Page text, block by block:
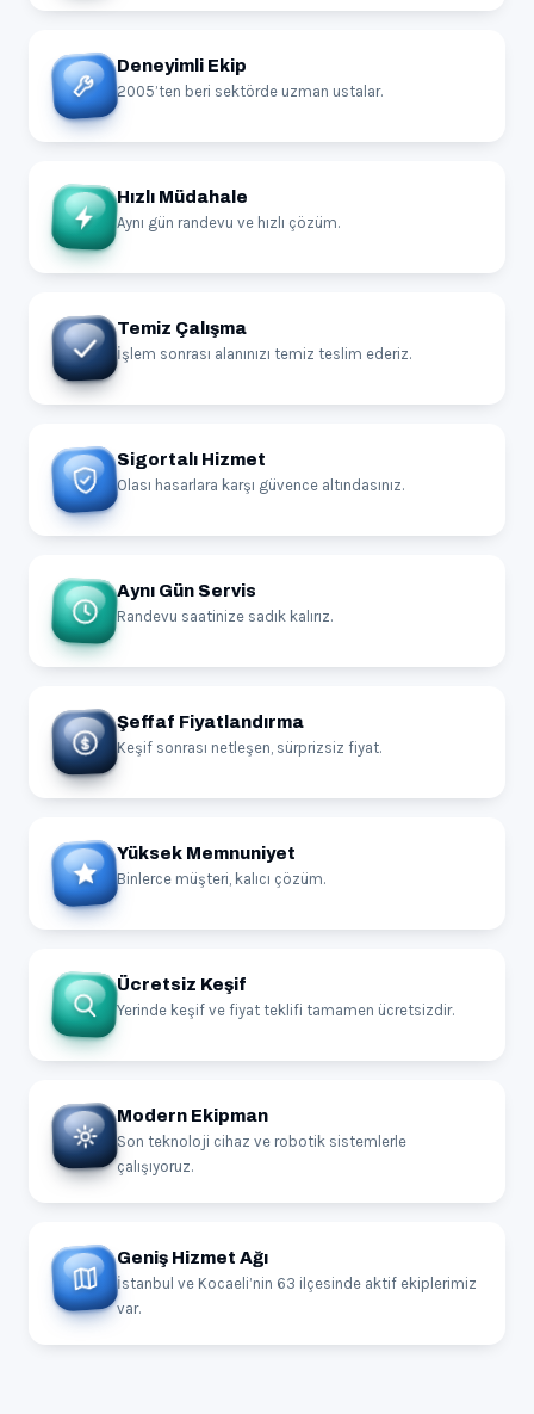
Deneyimli Ekip
2005’ten beri sektörde uzman ustalar.
Hızlı Müdahale
Aynı gün randevu ve hızlı çözüm.
Temiz Çalışma
İşlem sonrası alanınızı temiz teslim ederiz.
Sigortalı Hizmet
Olası hasarlara karşı güvence altındasınız.
Aynı Gün Servis
Randevu saatinize sadık kalırız.
Şeffaf Fiyatlandırma
Keşif sonrası netleşen, sürprizsiz fiyat.
Yüksek Memnuniyet
Binlerce müşteri, kalıcı çözüm.
Ücretsiz Keşif
Yerinde keşif ve fiyat teklifi tamamen ücretsizdir.
Modern Ekipman
Son teknoloji cihaz ve robotik sistemlerle
çalışıyoruz.
Geniş Hizmet Ağı
İstanbul ve Kocaeli’nin 63 ilçesinde aktif ekiplerimiz
var.